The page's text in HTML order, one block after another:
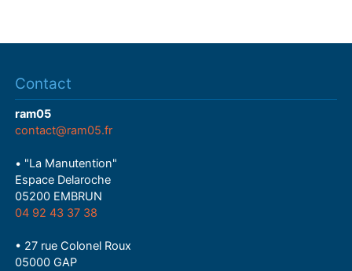
Contact
ram05
contact@ram05.fr
• "La Manutention"
Espace Delaroche
05200 EMBRUN
04 92 43 37 38
• 27 rue Colonel Roux
05000 GAP